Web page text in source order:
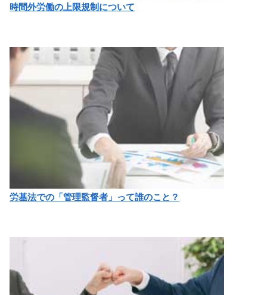
時間外労働の上限規制について
労基法での「管理監督者」って誰のこと？